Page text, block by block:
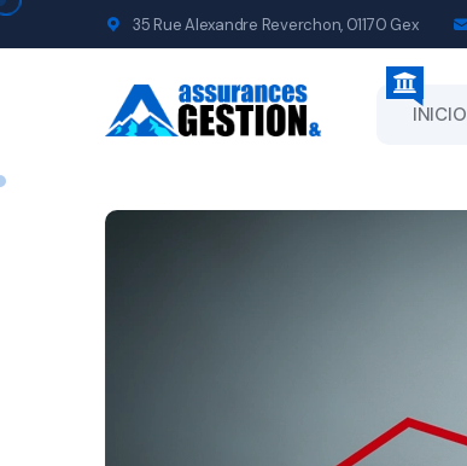
35 Rue Alexandre Reverchon, 01170 Gex
INICIO